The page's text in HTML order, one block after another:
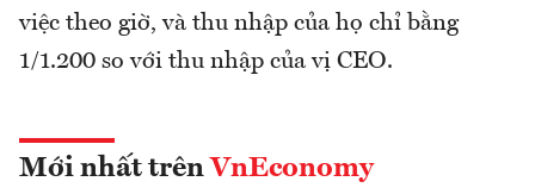
việc theo giờ, và thu nhập của họ chỉ bằng
1/1.200 so với thu nhập của vị CEO.
Mới nhất trên VnEconomy